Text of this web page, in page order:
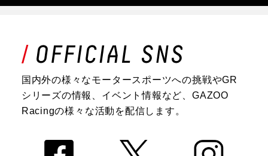
国内外の様々なモータースポーツへの挑戦やGR
シリーズの情報、イベント情報など、GAZOO
Racingの様々な活動を配信します。